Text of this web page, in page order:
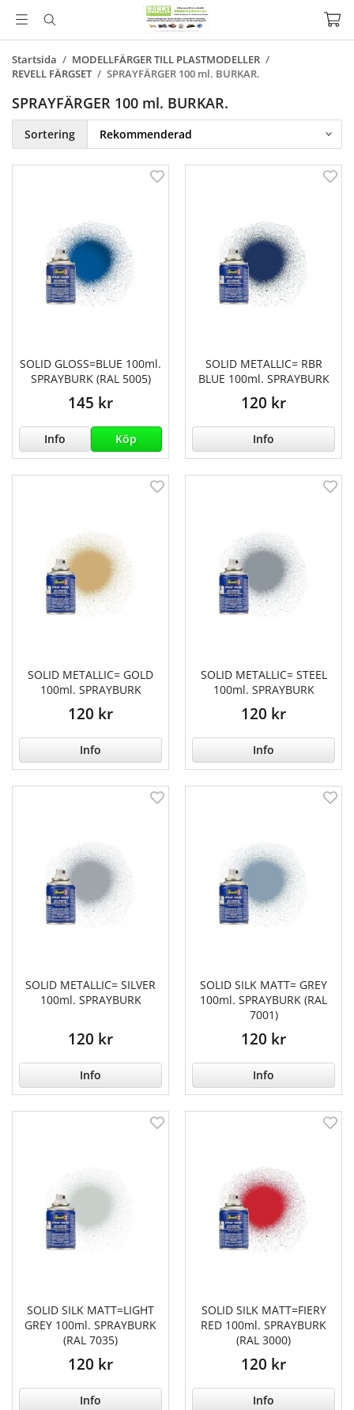
Startsida / MODELLFÄRGER TILL PLASTMODELLER /
REVELL FÄRGSET / SPRAYFÄRGER 100 ml. BURKAR.
SPRAYFÄRGER 100 ml. BURKAR.
Sortering
SOLID GLOSS=BLUE 100ml.
SPRAYBURK (RAL 5005)
145 kr
Info Köp
SOLID METALLIC= RBR
BLUE 100ml. SPRAYBURK
120 kr
Info
SOLID METALLIC= GOLD
100ml. SPRAYBURK
120 kr
Info
SOLID METALLIC= STEEL
100ml. SPRAYBURK
120 kr
Info
SOLID METALLIC= SILVER
100ml. SPRAYBURK
120 kr
Info
SOLID SILK MATT= GREY
100ml. SPRAYBURK (RAL
7001)
120 kr
Info
SOLID SILK MATT=LIGHT
GREY 100ml. SPRAYBURK
(RAL 7035)
120 kr
Info
SOLID SILK MATT=FIERY
RED 100ml. SPRAYBURK
(RAL 3000)
120 kr
Info